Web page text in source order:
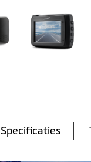
Specificaties